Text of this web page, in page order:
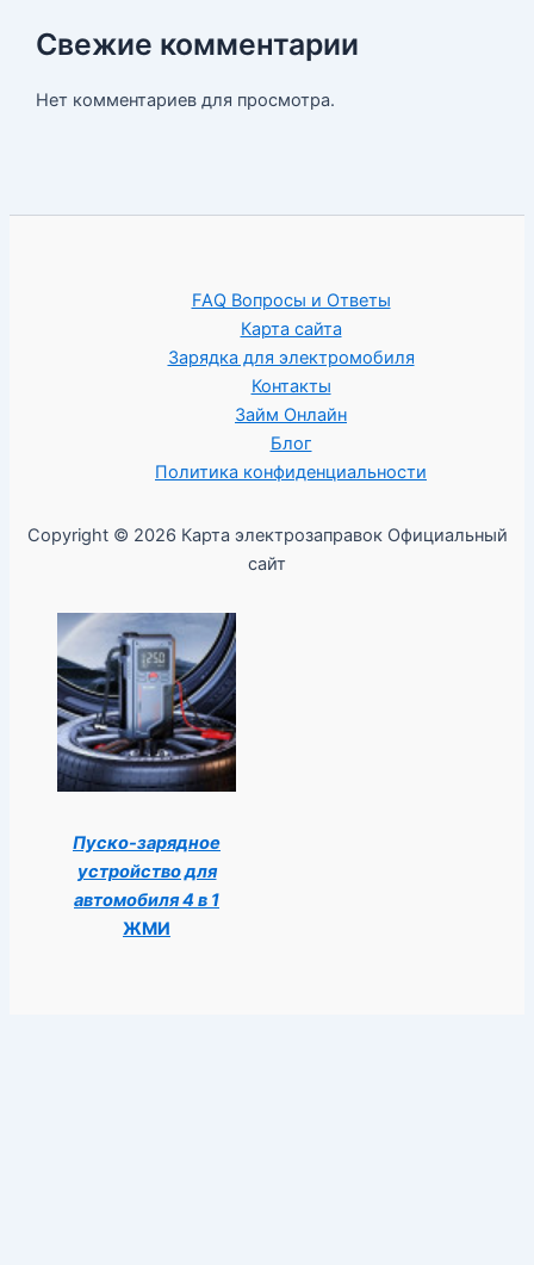
Свежие комментарии
Нет комментариев для просмотра.
FAQ Вопросы и Ответы
Карта сайта
Зарядка для электромобиля
Контакты
Займ Онлайн
Блог
Политика конфиденциальности
Copyright © 2026 Карта электрозаправок Официальный
сайт
Пуско-зарядное
устройство для
автомобиля 4 в 1
ЖМИ